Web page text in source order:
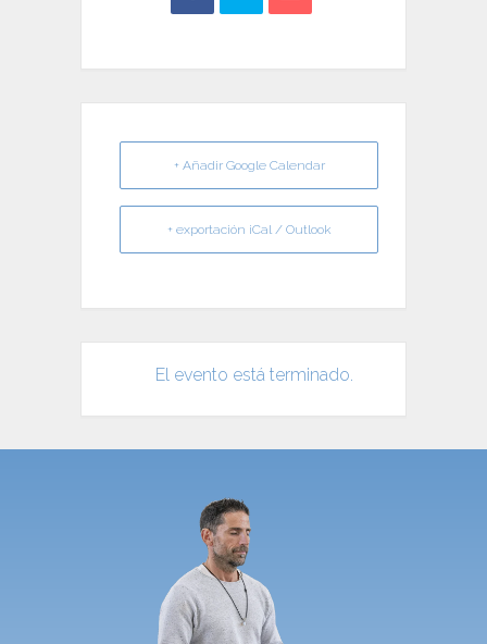
+ Añadir Google Calendar
+ exportación iCal / Outlook
El evento está terminado.